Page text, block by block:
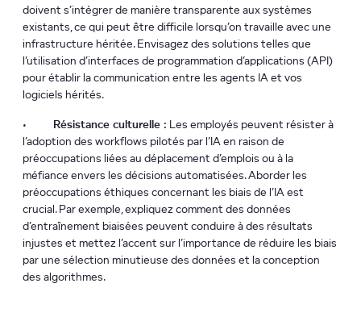
doivent s’intégrer de manière transparente aux systèmes
existants, ce qui peut être difficile lorsqu’on travaille avec une
infrastructure héritée. Envisagez des solutions telles que
l’utilisation d’interfaces de programmation d’applications (API)
pour établir la communication entre les agents IA et vos
logiciels hérités.
• Résistance culturelle : Les employés peuvent résister à
l’adoption des workflows pilotés par l’IA en raison de
préoccupations liées au déplacement d’emplois ou à la
méfiance envers les décisions automatisées. Aborder les
préoccupations éthiques concernant les biais de l’IA est
crucial. Par exemple, expliquez comment des données
d’entraînement biaisées peuvent conduire à des résultats
injustes et mettez l’accent sur l’importance de réduire les biais
par une sélection minutieuse des données et la conception
des algorithmes.